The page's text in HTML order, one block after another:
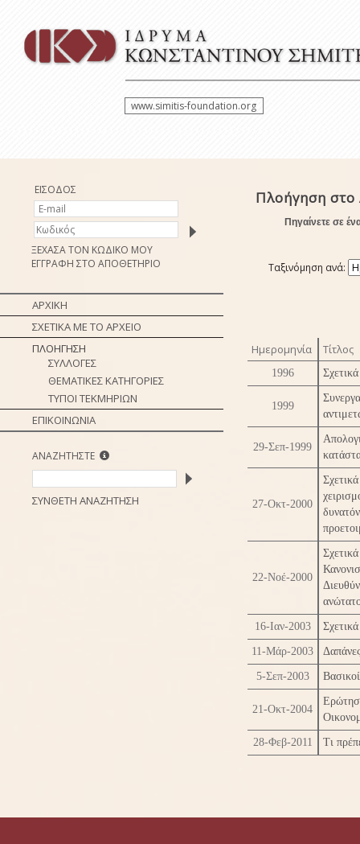
www.simitis-foundation.org
ΕΙΣΟΔΟΣ
ΞΕΧΑΣΑ ΤΟΝ ΚΩΔΙΚΟ ΜΟΥ
ΕΓΓΡΑΦΗ ΣΤΟ ΑΠΟΘΕΤΗΡΙΟ
ΑΡΧΙΚΗ
ΣΧΕΤΙΚΑ ΜΕ ΤΟ ΑΡΧΕΙΟ
ΠΛΟΗΓΗΣΗ
ΣΥΛΛΟΓΕΣ
ΘΕΜΑΤΙΚΕΣ ΚΑΤΗΓΟΡΙΕΣ
ΤΥΠΟΙ ΤΕΚΜΗΡΙΩΝ
ΕΠΙΚΟΙΝΩΝΙΑ
ΑΝΑΖΗΤΗΣΤΕ
ΣΥΝΘΕΤΗ ΑΝΑΖΗΤΗΣΗ
Πλοήγηση στο
Πηγαίνετε σε
Ταξινόμηση ανά:
Ημερομηνία Τίτλος
1996
1999
29-Σεπ-1999
27-Οκτ-2000
22-Νοέ-2000
16-Ιαν-2003
11-Μάρ-2003
5-Σεπ-2003
21-Οκτ-2004
28-Φεβ-2011 Τι